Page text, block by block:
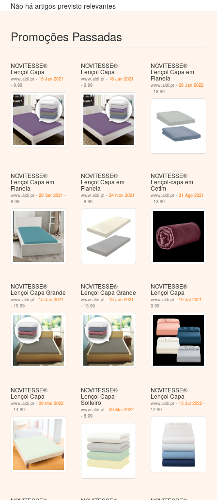
Não há artigos previsto relevantes
Promoções Passadas
NOVITESSE®
Lençol Capa
www.aldi.pt - 15 Jan 2021
- 9.99
NOVITESSE®
Lençol Capa
www.aldi.pt - 16 Jan 2021
- 9.99
NOVITESSE®
Lençol Capa em
Flanela
www.aldi.pt -08 Jan 2022
- 18.99
NOVITESSE®
Lençol Capa em
Flanela
www.aldi.pt -28 Set 2021 -
8.99
NOVITESSE®
Lençol Capa em
Flanela
www.aldi.pt - 24 Nov 2021
- 8.99
NOVITESSE®
Lençol-capa em
Cetim
www.aldi.pt -31 Ago 2021
- 13.99
NOVITESSE®
Lençol Capa Grande
www.aldi.pt - 15 Jan 2021
- 15.99
NOVITESSE®
Lençol Capa Grande
www.aldi.pt - 16 Jan 2021
- 15.99
NOVITESSE®
Lençol Capa
www.aldi.pt - 16 Jul 2021 -
9.99
NOVITESSE®
Lençol Capa
www.aldi.pt -06 Mai 2022
- 14.99
NOVITESSE®
Lençol Capa
Solteiro
www.aldi.pt - 06 Mai 2022
- 8.99
NOVITESSE®
Lençol Capa
www.aldi.pt - 15 Jul 2022 -
12.99